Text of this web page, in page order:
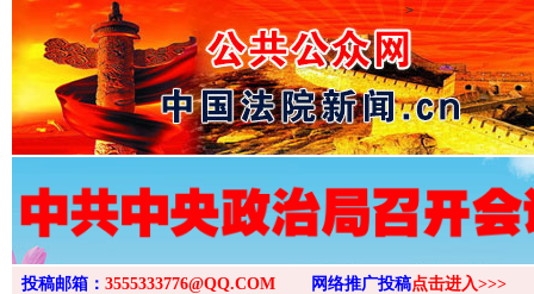
>
投稿邮箱： 3555333776@QQ.COM 网络推广投稿点击进入>>>